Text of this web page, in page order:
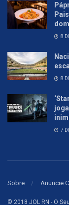
8
8
7
Sobre Anuncie
© 2018 JOL RN - O